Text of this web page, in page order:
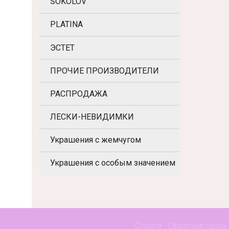
PLATINA
ЭСТЕТ
ПРОЧИЕ ПРОИЗВОДИТЕЛИ
РАСПРОДАЖА
ЛЕСКИ-НЕВИДИМКИ
Украшения с жемчугом
Украшения с особым значением